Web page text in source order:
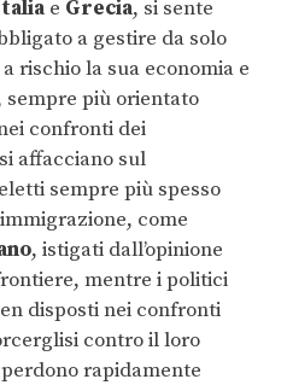
e Grecia, si sente
a gestire da solo
rischio la sua economia e
sempre più orientato
confronti dei
affacciano sul
sempre più spesso
come
, istigati dall’opinione
mentre i politici
disposti nei confronti
contro il loro
rapidamente